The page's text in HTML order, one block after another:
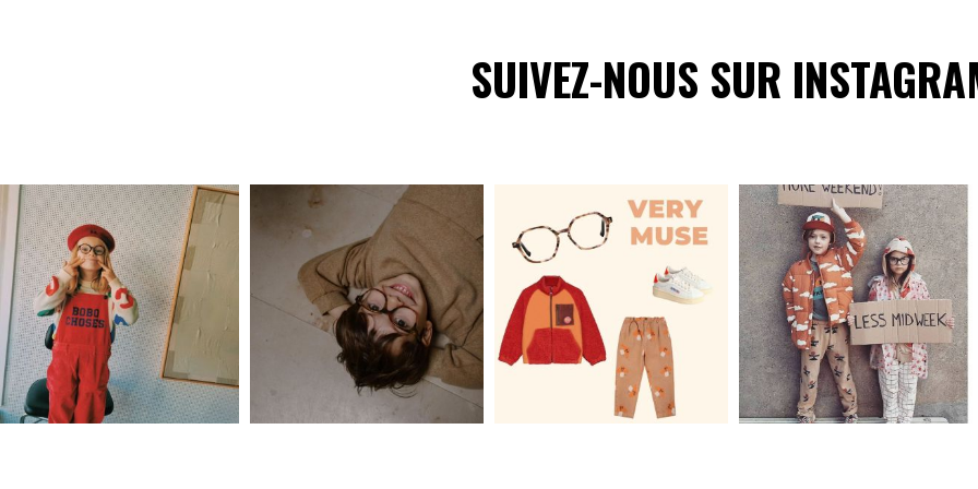
SUIVEZ-NOUS SUR